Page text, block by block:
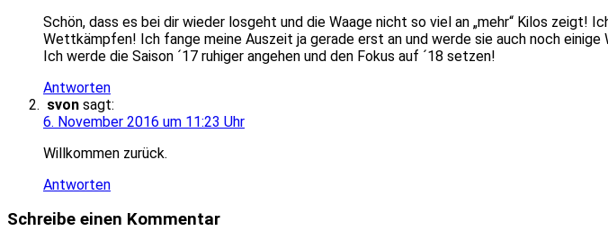
Schön, dass es bei dir wieder losgeht und die Waage nicht so viel an „mehr“ Kilos zeigt!
Wettkämpfen! Ich fange meine Auszeit ja gerade erst an und werde sie auch noch einige
Ich werde die Saison ´17 ruhiger angehen und den Fokus auf ´18 setzen!
Antworten
svon sagt:
6. November 2016 um 11:23 Uhr
Willkommen zurück.
Antworten
Schreibe einen Kommentar